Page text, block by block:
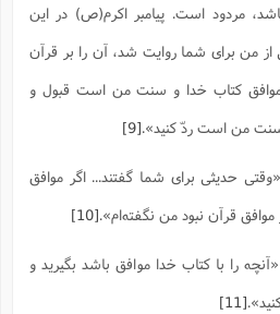
مردود است. پیامبر اکرم(ص) در این
من براى شما روایت شد، آن را بر قرآن
موافق کتاب خدا و سنت من است قبول و
من است ردّ کنید».‌[9]
حدیثی برای شما گفتند... اگر موافق
قرآن نبود من نگفته‌ام‌».[10]
را با کتاب خدا موافق باشد بگیرید و
[11]